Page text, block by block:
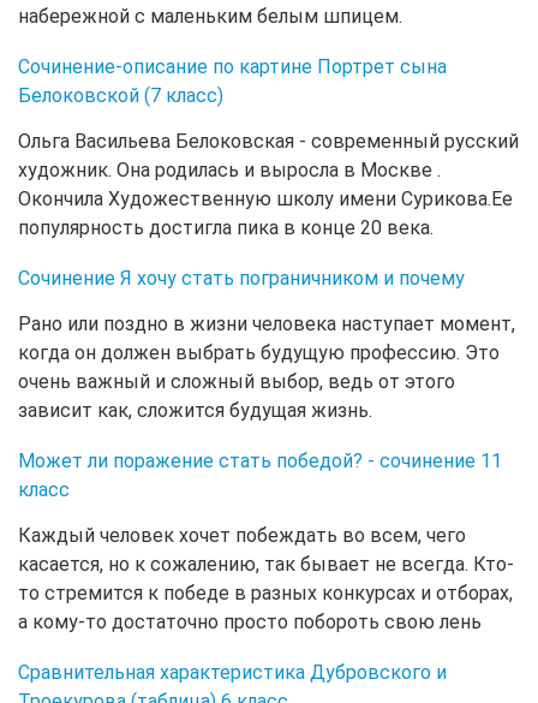
набережной с маленьким белым шпицем.
Сочинение-описание по картине Портрет сына
Белоковской (7 класс)
Ольга Васильева Белоковская - современный русский
художник. Она родилась и выросла в Москве .
Окончила Художественную школу имени Сурикова.Ее
популярность достигла пика в конце 20 века.
Сочинение Я хочу стать пограничником и почему
Рано или поздно в жизни человека наступает момент,
когда он должен выбрать будущую профессию. Это
очень важный и сложный выбор, ведь от этого
зависит как, сложится будущая жизнь.
Может ли поражение стать победой? - сочинение 11
класс
Каждый человек хочет побеждать во всем, чего
касается, но к сожалению, так бывает не всегда. Кто-
то стремится к победе в разных конкурсах и отборах,
а кому-то достаточно просто побороть свою лень
Сравнительная характеристика Дубровского и